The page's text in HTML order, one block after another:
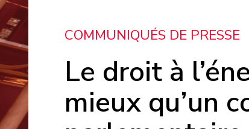
COMMUNIQUÉS DE PRESSE
Le droit à
mieux qu’un